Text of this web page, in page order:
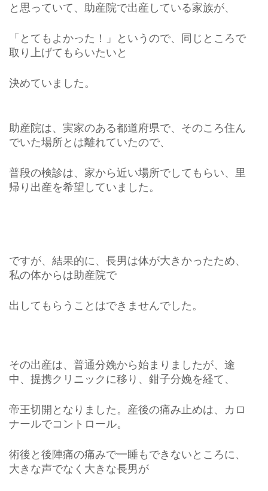
と思っていて、助産院で出産している家族が、
「とてもよかった！」というので、同じところで
取り上げてもらいたいと
決めていました。
助産院は、実家のある都道府県で、そのころ住ん
でいた場所とは離れていたので、
普段の検診は、家から近い場所でしてもらい、里
帰り出産を希望していました。
ですが、結果的に、長男は体が大きかったため、
私の体からは助産院で
出してもらうことはできませんでした。
その出産は、普通分娩から始まりましたが、途
中、提携クリニックに移り、鉗子分娩を経て、
帝王切開となりました。産後の痛み止めは、カロ
ナールでコントロール。
術後と後陣痛の痛みで一睡もできないところに、
大きな声でなく大きな長男が